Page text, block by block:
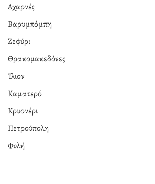
Αχαρνές
Βαρυμπόμπη
Ζεφύρι
Θρακομακεδόνες
Ίλιον
Καματερό
Κρυονέρι
Πετρούπολη
Φυλή